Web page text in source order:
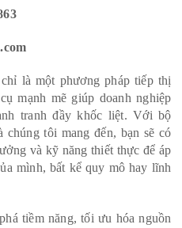
là một phương pháp tiếp thị
mạnh mẽ giúp doanh nghiệp
tranh đầy khốc liệt. Với bộ
tôi mang đến, bạn sẽ có
và kỹ năng thiết thực để áp
mình, bất kể quy mô hay lĩnh
tiềm năng, tối ưu hóa nguồn